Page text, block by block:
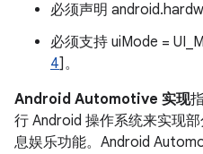
必须声明
必须支持 uiMode =
4]。
Android Automotive 实现
行 Android 操作系统来实现
息娱乐功能。Android